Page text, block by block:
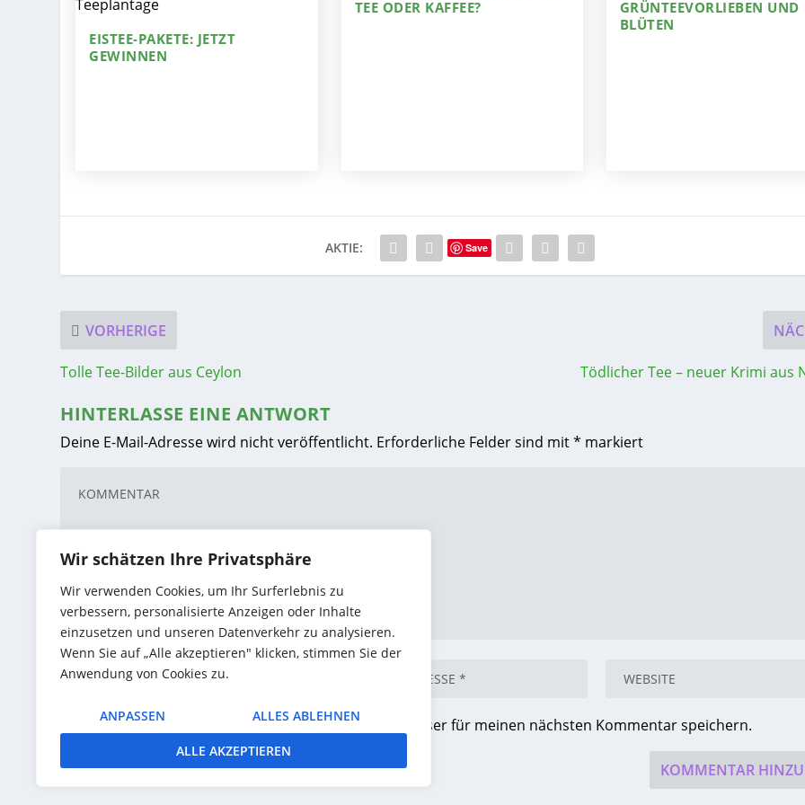
Wir schätzen Ihre Privatsphäre
Wir verwenden Cookies, um Ihr Surferlebnis zu
verbessern, personalisierte Anzeigen oder Inhalte
einzusetzen und unseren Datenverkehr zu analysieren.
Wenn Sie auf „Alle akzeptieren" klicken, stimmen Sie der
Anwendung von Cookies zu.
ANPASSEN ALLES ABLEHNEN
ALLE AKZEPTIEREN
EISTEE-PAKETE: JETZT
GEWINNEN
TEE ODER KAFFEE?
GRÜNTEEVORLIEBEN UND
BLÜTEN
AKTIE: Save
VORHERIGE
Tolle Tee-Bilder aus Ceylon Tödlicher Tee – neuer Krimi aus
HINTERLASSE EINE ANTWORT
Deine E-Mail-Adresse wird nicht veröffentlicht. Erforderliche Felder sind mit* markiert
Name, E-Mail-Adresse und Website in diesem Browser für meinen nächsten Kommentar speichern.